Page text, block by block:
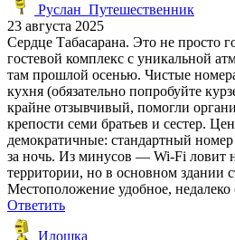
Руслан_Путешественник
23 августа 2025
Сердце Табасарана. Это не просто
гостевой комплекс с уникальной
там прошлой осенью. Чистые
кухня (обязательно попробуйте
крайне отзывчивый, помогли
крепости семи братьев и сестер.
демократичные: стандартный
за ночь. Из минусов — Wi-Fi ловит
территории, но в основном здании
Местоположение удобное,
Ответить
Илошка